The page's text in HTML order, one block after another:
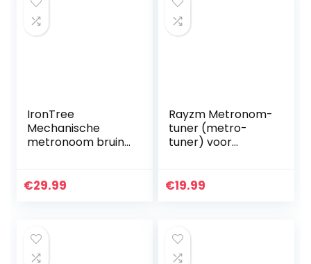
IronTree
Mechanische
metronoom bruin
€29.99
Rayzm Metronom-
tuner (metro-
tuner) voor
stemapparaat
€19.99